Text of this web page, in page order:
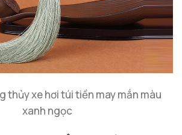
thủy xe hơi túi tiền may mắn màu
xanh ngọc